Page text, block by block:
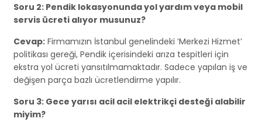
Soru 2: Pendik lokasyonunda yol yardım veya mobil
servis ücreti alıyor musunuz?
Cevap: Firmamızın İstanbul genelindeki ‘Merkezi Hizmet’
politikası gereği, Pendik içerisindeki arıza tespitleri için
ekstra yol ücreti yansıtılmamaktadır. Sadece yapılan iş ve
değişen parça bazlı ücretlendirme yapılır.
Soru 3: Gece yarısı acil acil elektrikçi desteği alabilir
miyim?